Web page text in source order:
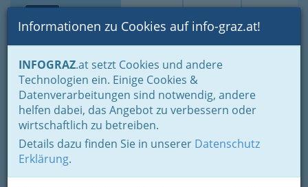
Suche Login Toggle
Informationen zu Cookies auf info-graz.at!
INFOGRAZ.at setzt Cookies und andere
Technologien ein. Einige Cookies &
Datenverarbeitungen sind notwendig, andere
helfen dabei, das Angebot zu verbessern oder
wirtschaftlich zu betreiben.
Details dazu finden Sie in unserer Datenschutz
Erklärung.
Home Branchen
Sudetendeutsche
Landmannschaft i.d. Stmk
Beethovenstrasse 23, 8010 Graz
0316 / 38 39 28